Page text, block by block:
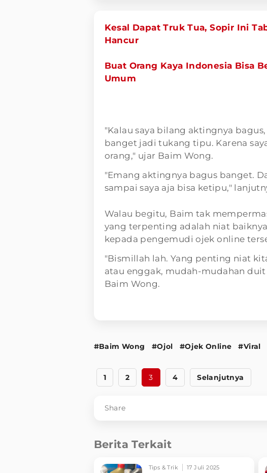
Kesal Dapat Truk Tua, Sopir Ini
Hancur
Buat Orang Kaya Indonesia Bisa
Umum
"Kalau saya bilang aktingnya
banget jadi tukang tipu. Karena
orang," ujar Baim Wong.
"Emang aktingnya bagus banget.
sampai saya aja bisa ketipu,"
Walau begitu, Baim tak
yang terpenting adalah niat
kepada pengemudi ojek online
"Bismillah lah. Yang penting niat
atau enggak, mudah-mudahan
Baim Wong.
#Baim Wong #Ojol #Ojek Online #Viral
1 2 3 4 Selanjutnya
Share
Berita Terkait
Tips & Trik 17 Juli 2025